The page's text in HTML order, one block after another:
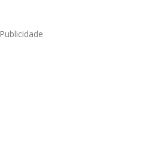
Publicidade